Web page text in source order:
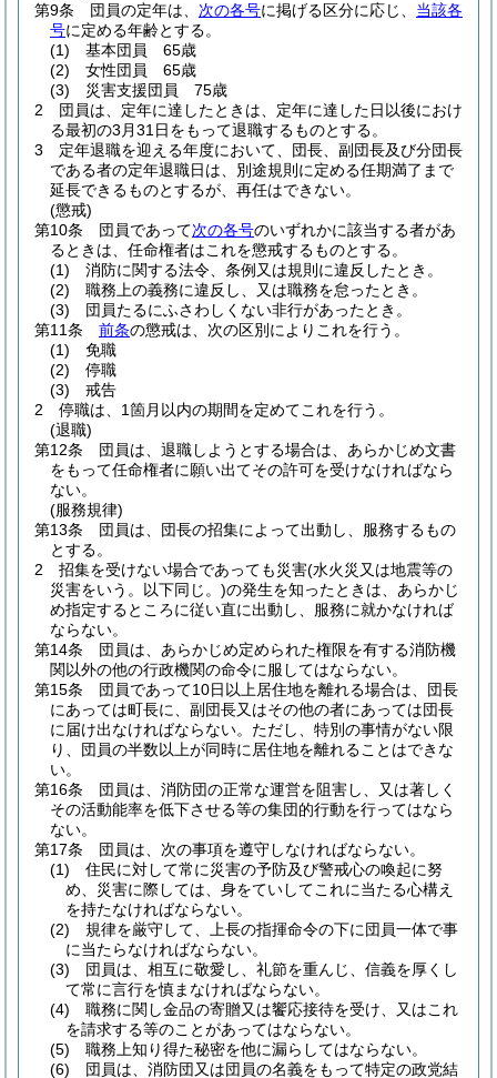
第9条
団員の定年は、 次の各号に掲げる区分に応じ、 当該各
号に定める年齢とする。
(1)
基本団員 65歳
(2)
女性団員 65歳
(3)
災害支援団員 75歳
2
団員は、定年に達したときは、定年に達した日以後におけ
る最初の3月31日をもって退職するものとする。
3
定年退職を迎える年度において、団長、副団長及び分団長
である者の定年退職日は、別途規則に定める任期満了まで
延長できるものとするが、再任はできない。
(懲戒)
第10条
団員であって次の各号のいずれかに該当する者があ
るときは、任命権者はこれを懲戒するものとする。
(1)
消防に関する法令、条例又は規則に違反したとき。
(2)
職務上の義務に違反し、又は職務を怠ったとき。
(3)
団員たるにふさわしくない非行があったとき。
第11条
前条の懲戒は、次の区別によりこれを行う。
(1)
免職
(2)
停職
(3)
戒告
2
停職は、1箇月以内の期間を定めてこれを行う。
(退職)
第12条
団員は、退職しようとする場合は、あらかじめ文書
をもって任命権者に願い出てその許可を受けなければなら
ない。
(服務規律)
第13条
団員は、団長の招集によって出動し、服務するもの
とする。
2
招集を受けない場合であっても災害(水火災又は地震等の
災害をいう。以下同じ。)の発生を知ったときは、あらかじ
め指定するところに従い直に出動し、服務に就かなければ
ならない。
第14条
団員は、あらかじめ定められた権限を有する消防機
関以外の他の行政機関の命令に服してはならない。
第15条
団員であって10日以上居住地を離れる場合は、団長
にあっては町長に、副団長又はその他の者にあっては団長
に届け出なければならない。 ただし、特別の事情がない限
り、団員の半数以上が同時に居住地を離れることはできな
い。
第16条
団員は、消防団の正常な運営を阻害し、又は著しく
その活動能率を低下させる等の集団的行動を行ってはなら
ない。
第17条
団員は、次の事項を遵守しなければならない。
(1)
住民に対して常に災害の予防及び警戒心の喚起に努
め、災害に際しては、身をていしてこれに当たる心構え
を持たなければならない。
(2)
規律を厳守して、上長の指揮命令の下に団員一体で事
に当たらなければならない。
(3)
団員は、相互に敬愛し、礼節を重んじ、信義を厚くし
て常に言行を慎まなければならない。
(4)
職務に関し金品の寄贈又は饗応接待を受け、又はこれ
を請求する等のことがあってはならない。
(5)
職務上知り得た秘密を他に漏らしてはならない。
(6)
団員は、消防団又は団員の名義をもって特定の政党結